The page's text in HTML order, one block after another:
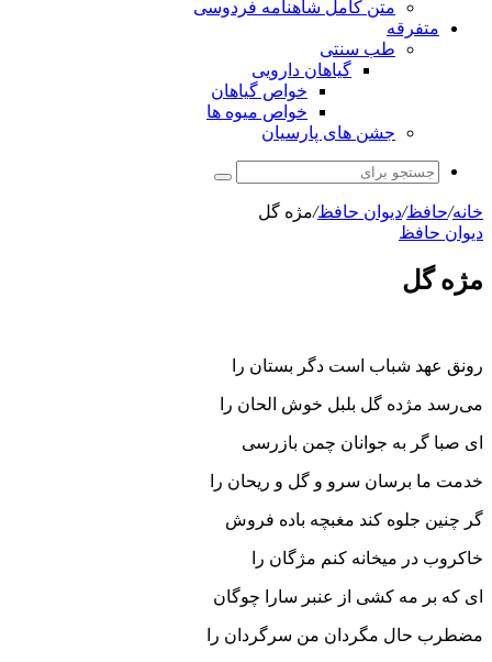
متن کامل شاهنامه فردوسی
متفرقه
طب سنتی
گیاهان دارویی
خواص گیاهان
خواص میوه ها
جشن های پارسیان
جستجو
خانه/حافظ/دیوان حافظ/مژه گل
دیوان حافظ
مژه گل
رونق عهد شباب است دگر بستان را
می‌رسد مژده گل بلبل خوش الحان را
ای صبا گر به جوانان چمن بازرسی
خدمت ما برسان سرو و گل و ریحان را
گر چنین جلوه کند مغبچه باده فروش
خاکروب در میخانه کنم مژگان را
ای که بر مه کشی از عنبر سارا چوگان
مضطرب حال مگردان من سرگردان را